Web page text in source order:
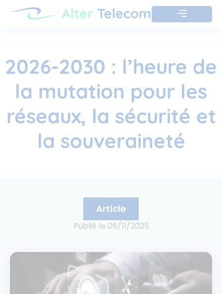
2026-2030 : l’heure de
la mutation pour les
réseaux, la sécurité et
la souveraineté
Article
Publié le 06/11/2025